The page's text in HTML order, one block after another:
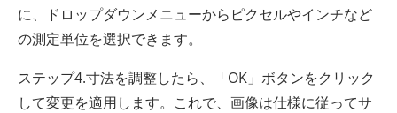
に、ドロップダウンメニューからピクセルやインチなど
の測定単位を選択できます。
ステップ4.寸法を調整したら、「OK」ボタンをクリック
して変更を適用します。これで、画像は仕様に従ってサ